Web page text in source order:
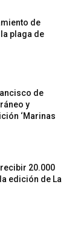
de
plaga de
de
y
‘Marinas
20.000
edición de La